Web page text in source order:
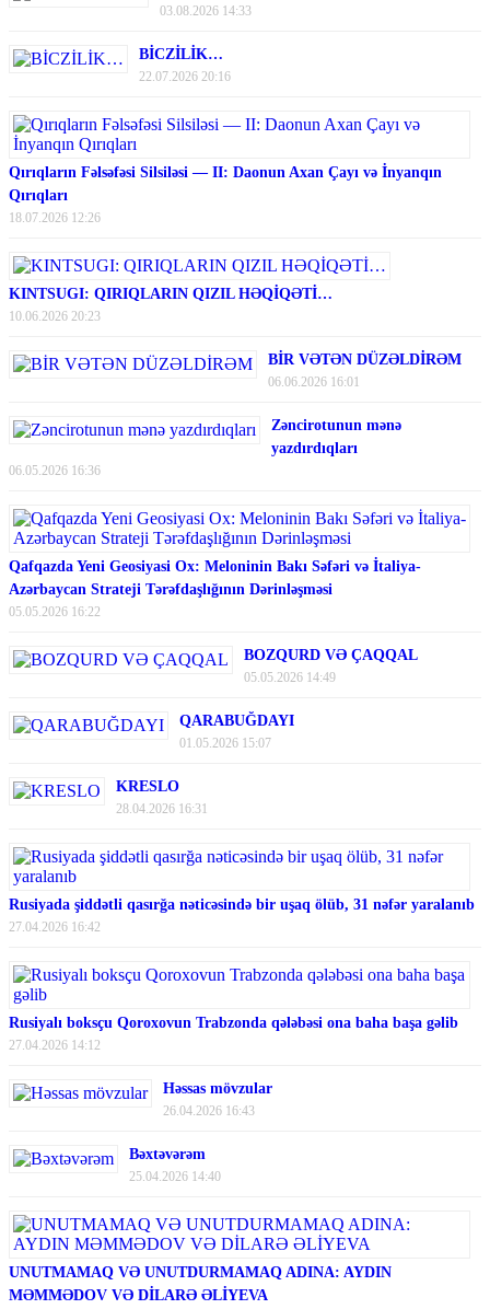
03.08.2026 14:33
BİCZİLİK…
22.07.2026 20:16
Qırıqların Fəlsəfəsi Silsiləsi — II: Daonun Axan Çayı və İnyanqın
Qırıqları
18.07.2026 12:26
KINTSUGI: QIRIQLARIN QIZIL HƏQİQƏTİ…
10.06.2026 20:23
BİR VƏTƏN DÜZƏLDİRƏM
06.06.2026 16:01
Zəncirotunun mənə
yazdırdıqları
06.05.2026 16:36
Qafqazda Yeni Geosiyasi Ox: Meloninin Bakı Səfəri və İtaliya-
Azərbaycan Strateji Tərəfdaşlığının Dərinləşməsi
05.05.2026 16:22
BOZQURD VƏ ÇAQQAL
05.05.2026 14:49
QARABUĞDAYI
01.05.2026 15:07
KRESLO
28.04.2026 16:31
Rusiyada şiddətli qasırğa nəticəsində bir uşaq ölüb, 31 nəfər yaralanıb
27.04.2026 16:42
Rusiyalı boksçu Qoroxovun Trabzonda qələbəsi ona baha başa gəlib
27.04.2026 14:12
Həssas mövzular
26.04.2026 16:43
Bəxtəvərəm
25.04.2026 14:40
UNUTMAMAQ VƏ UNUTDURMAMAQ ADINA: AYDIN
MƏMMƏDOV VƏ DİLARƏ ƏLİYEVA